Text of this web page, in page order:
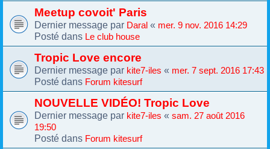
Meetup covoit' Paris
Dernier message par Daral « mer. 9 nov. 2016 14:29
Posté dans Le club house
Tropic Love encore
Dernier message par kite7-iles « mer. 7 sept. 2016 17:43
Posté dans Forum kitesurf
NOUVELLE VIDÉO! Tropic Love
Dernier message par kite7-iles « sam. 27 août 2016
19:50
Posté dans Forum kitesurf